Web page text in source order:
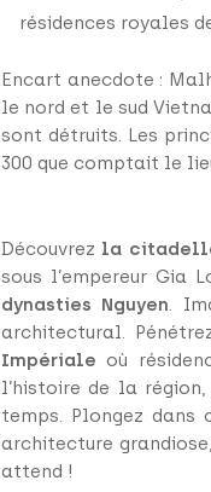
résidences royales
Encart anecdote :
le nord et le sud
sont détruits. Les
300 que comptait le
Découvrez la
sous l’empereur Gia
dynasties Nguyen.
architectural.
Impériale où
l’histoire de la
temps. Plongez
architecture
attend !